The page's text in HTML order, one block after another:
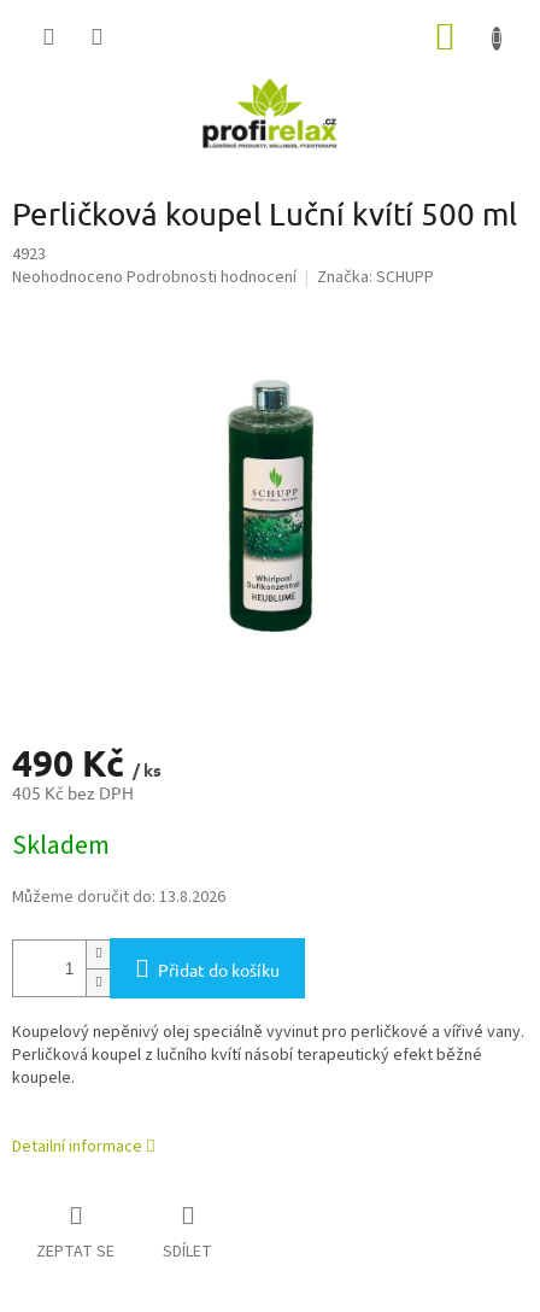
Perličková koupel Luční kvítí 500 ml
4923
Průměrné
Neohodnoceno Podrobnosti hodnocení Značka: SCHUPP
490 Kč / ks
405 Kč bez DPH
cena:
Skladem
Můžeme doručit do: 13.8.2026
Přidat do košíku
Koupelový nepěnivý olej speciálně vyvinut pro perličkové a vířivé vany.
Perličková koupel z lučního kvítí násobí terapeutický efekt běžné
koupele.
Detailní informace
ZEPTAT SE SDÍLET